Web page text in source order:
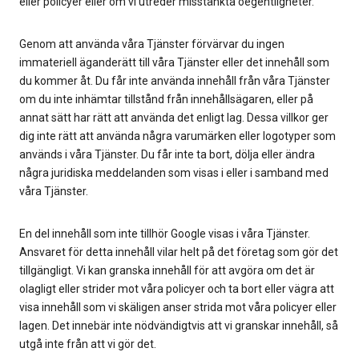
Genom att använda våra Tjänster förvärvar du ingen
immateriell äganderätt till våra Tjänster eller det innehåll som
du kommer åt. Du får inte använda innehåll från våra Tjänster
om du inte inhämtar tillstånd från innehållsägaren, eller på
annat sätt har rätt att använda det enligt lag. Dessa villkor ger
dig inte rätt att använda några varumärken eller logotyper som
används i våra Tjänster. Du får inte ta bort, dölja eller ändra
några juridiska meddelanden som visas i eller i samband med
våra Tjänster.
En del innehåll som inte tillhör Google visas i våra Tjänster.
Ansvaret för detta innehåll vilar helt på det företag som gör det
tillgängligt. Vi kan granska innehåll för att avgöra om det är
olagligt eller strider mot våra policyer och ta bort eller vägra att
visa innehåll som vi skäligen anser strida mot våra policyer eller
lagen. Det innebär inte nödvändigtvis att vi granskar innehåll, så
utgå inte från att vi gör det.